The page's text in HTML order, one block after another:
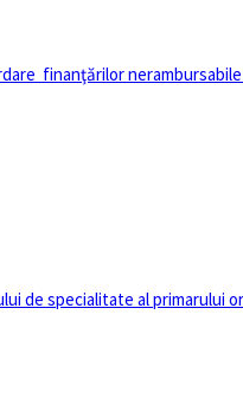
finanţărilor
de specialitate al primarului